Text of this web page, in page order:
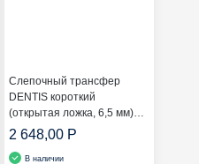
Слепочный трансфер
DENTIS короткий
(открытая ложка, 6,5 мм)
без шестигранника
2 648,00 Р
В наличии